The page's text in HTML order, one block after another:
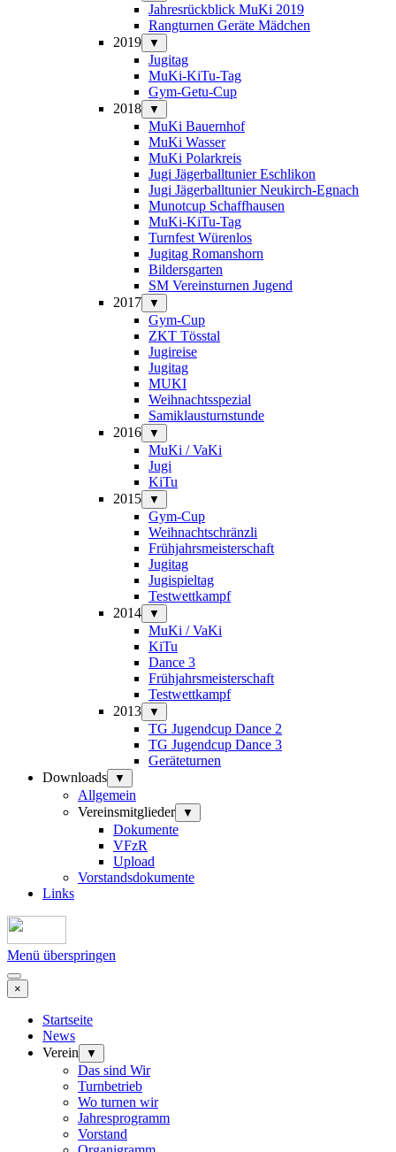
Jahresrückblick MuKi 2019
Rangturnen Geräte Mädchen
2019
▼
Jugitag
MuKi-KiTu-Tag
Gym-Getu-Cup
2018
▼
MuKi Bauernhof
MuKi Wasser
MuKi Polarkreis
Jugi Jägerballtunier Eschlikon
Jugi Jägerballtunier Neukirch-Egnach
Munotcup Schaffhausen
MuKi-KiTu-Tag
Turnfest Würenlos
Jugitag Romanshorn
Bildersgarten
SM Vereinsturnen Jugend
2017
▼
Gym-Cup
ZKT Tösstal
Jugireise
Jugitag
MUKI
Weihnachtsspezial
Samiklausturnstunde
2016
▼
MuKi / VaKi
Jugi
KiTu
2015
▼
Gym-Cup
Weihnachtschränzli
Frühjahrsmeisterschaft
Jugitag
Jugispieltag
Testwettkampf
2014
▼
MuKi / VaKi
KiTu
Dance 3
Frühjahrsmeisterschaft
Testwettkampf
2013
▼
TG Jugendcup Dance 2
TG Jugendcup Dance 3
Geräteturnen
Downloads
▼
Allgemein
Vereinsmitglieder
▼
Dokumente
VFzR
Upload
Vorstandsdokumente
Links
Menü überspringen
×
Startseite
News
Verein
▼
Das sind Wir
Turnbetrieb
Wo turnen wir
Jahresprogramm
Vorstand